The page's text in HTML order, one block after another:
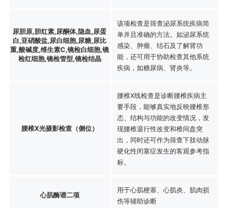
尿胆原,胆红素,尿酮体,隐血,尿蛋
白,亚硝酸盐,尿白细胞,尿糖,尿比
重,酸碱度,维生素C,镜检白细胞,镜
检红细胞,镜检管型,镜检结晶
该项检查是筛查泌尿系统疾病简
单并且准确的方法。如泌尿系统
感染、肿瘤、结石及了解肾功
能，还可用于协助检查其他系统
疾病，如糖尿病、肾炎等。
腰椎X光摄影检查（侧位）
腰椎X线检查是诊断腰椎疾病主
要手段，能够真实地反映腰椎形
态、结构与功能的改变情况，发
现腰椎退行性改变和椎间盘突
出，同时还可作为筛查下肢动脉
硬化性闭塞症发生的客观参考指
标。
心肌酶谱二项
用于心肌梗塞、心肌炎、肌肉损
伤等辅助诊断